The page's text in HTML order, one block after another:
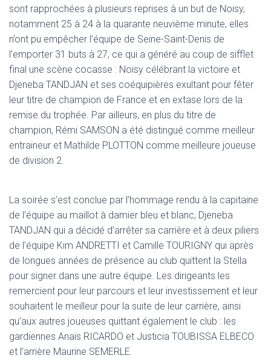
sont rapprochées à plusieurs reprises à un but de Noisy,
notamment 25 à 24 à la quarante neuvième minute, elles
n’ont pu empêcher l’équipe de Seine-Saint-Denis de
l’emporter 31 buts à 27, ce qui a généré au coup de sifflet
final une scène cocasse : Noisy célébrant la victoire et
Djeneba TANDJAN et ses coéquipières exultant pour fêter
leur titre de champion de France et en extase lors de la
remise du trophée. Par ailleurs, en plus du titre de
champion, Rémi SAMSON a été distingué comme meilleur
entraineur et Mathilde PLOTTON comme meilleure joueuse
de division 2.
La soirée s’est conclue par l’hommage rendu à la capitaine
de l’équipe au maillot à damier bleu et blanc, Djeneba
TANDJAN qui a décidé d’arrêter sa carrière et à deux piliers
de l’équipe Kim ANDRETTI et Camille TOURIGNY qui après
de longues années de présence au club quittent la Stella
pour signer dans une autre équipe. Les dirigeants les
remercient pour leur parcours et leur investissement et leur
souhaitent le meilleur pour la suite de leur carrière, ainsi
qu’aux autres joueuses quittant également le club : les
gardiennes Anaïs RICARDO et Justicia TOUBISSA ELBECO
et l’arrière Maurine SEMERLE.